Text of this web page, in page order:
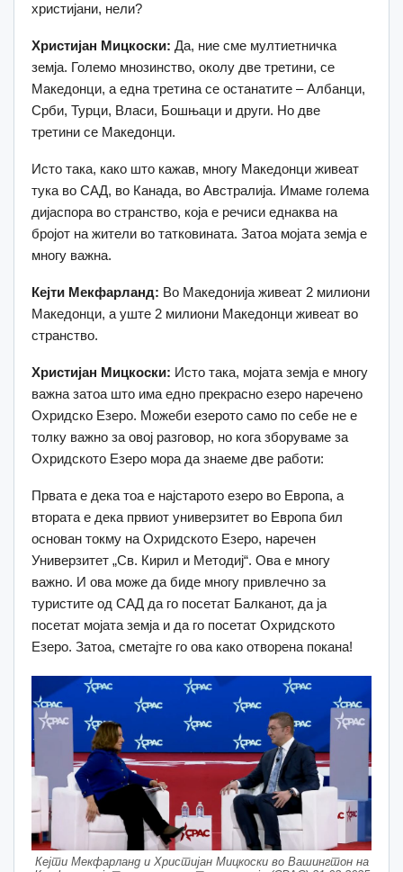
христијани, нели?
Христијан Мицкоски: Да, ние сме мултиетничка
земја. Големо мнозинство, околу две третини, се
Македонци, а една третина се останатите – Албанци,
Срби, Турци, Власи, Бошњаци и други. Но две
третини се Македонци.
Исто така, како што кажав, многу Македонци живеат
тука во САД, во Канада, во Австралија. Имаме голема
дијаспора во странство, која е речиси еднаква на
бројот на жители во татковината. Затоа мојата земја е
многу важна.
Кејти Мекфарланд: Во Македонија живеат 2 милиони
Македонци, а уште 2 милиони Македонци живеат во
странство.
Христијан Мицкоски: Исто така, мојата земја е многу
важна затоа што има едно прекрасно езеро наречено
Охридско Езеро. Можеби езерото само по себе не е
толку важно за овој разговор, но кога зборуваме за
Охридското Езеро мора да знаеме две работи:
Првата е дека тоа е најстарото езеро во Европа, а
втората е дека првиот универзитет во Европа бил
основан токму на Охридското Езеро, наречен
Универзитет „Св. Кирил и Методиј“. Ова е многу
важно. И ова може да биде многу привлечно за
туристите од САД да го посетат Балканот, да ја
посетат мојата земја и да го посетат Охридското
Езеро. Затоа, сметајте го ова како отворена покана!
Кејти Мекфарланд и Христијан Мицкоски во Вашингтон на